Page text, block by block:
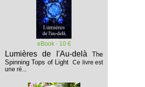
eBook - 10 €
Lumières de l'Au-delà The
Spinning Tops of Light Ce livre est
une ré...